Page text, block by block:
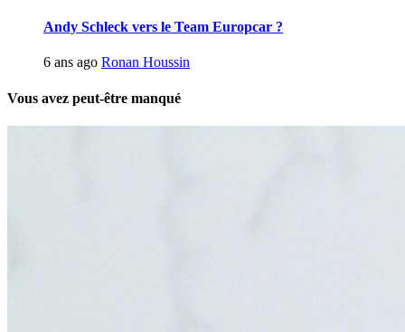
Andy Schleck vers le Team Europcar ?
6 ans ago Ronan Houssin
Vous avez peut-être manqué